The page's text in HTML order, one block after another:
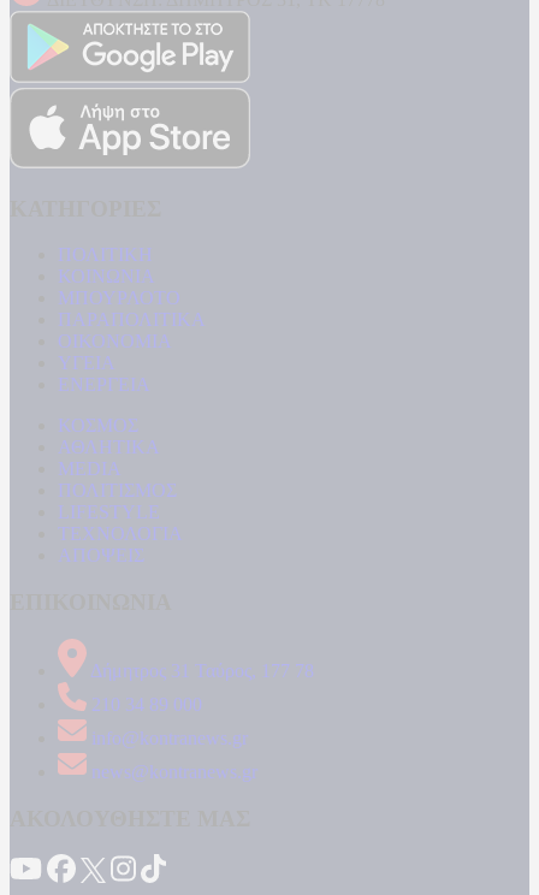
ΠΟΛΙΤΙΚΗ
ΚΟΙΝΩΝΙΑ
ΜΠΟΥΡΛΟΤΟ
ΠΑΡΑΠΟΛΙΤΙΚΑ
ΟΙΚΟΝΟΜΙΑ
ΥΓΕΙΑ
ΕΝΕΡΓΕΙΑ
ΚΟΣΜΟΣ
ΑΘΛΗΤΙΚΑ
MEDIA
ΠΟΛΙΤΙΣΜΟΣ
LIFESTYLE
ΤΕΧΝΟΛΟΓΙΑ
ΑΠΟΨΕΙΣ
Δήμητρος 31 Ταύρος, 177 78
210 34 89 000
info@kontranews.gr
news@kontranews.gr